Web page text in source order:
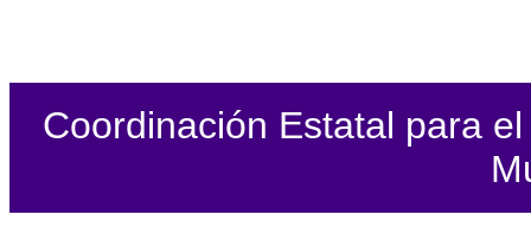
Coordinación Estatal para